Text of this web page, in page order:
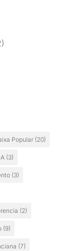
Popular(20)
(3)
(3)
(2)
(9)
(7)